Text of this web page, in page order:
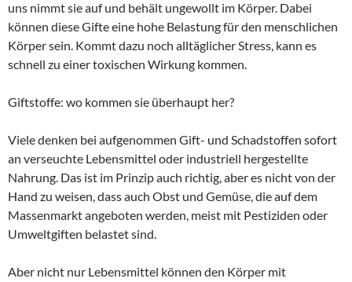
uns nimmt sie auf und behält ungewollt im Körper. Dabei
können diese Gifte eine hohe Belastung für den menschlichen
Körper sein. Kommt dazu noch alltäglicher Stress, kann es
schnell zu einer toxischen Wirkung kommen.
Giftstoffe: wo kommen sie überhaupt her?
Viele denken bei aufgenommen Gift- und Schadstoffen sofort
an verseuchte Lebensmittel oder industriell hergestellte
Nahrung. Das ist im Prinzip auch richtig, aber es nicht von der
Hand zu weisen, dass auch Obst und Gemüse, die auf dem
Massenmarkt angeboten werden, meist mit Pestiziden oder
Umweltgiften belastet sind.
Aber nicht nur Lebensmittel können den Körper mit